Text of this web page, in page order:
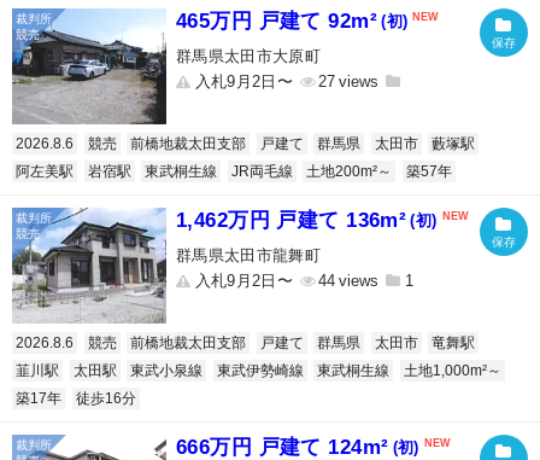
465万円 戸建て 92m² (初)
群馬県太田市大原町
入札9月2日〜
27
2026.8.6 競売 前橋地裁太田支部 戸建て 群馬県 太田市
藪塚駅
阿左美駅
岩宿駅 東武桐生線 JR両毛線 土地200m²～ 築57年
1,462万円 戸建て 136m² (初)
群馬県太田市龍舞町
入札9月2日〜
44 1
2026.8.6 競売 前橋地裁太田支部 戸建て 群馬県 太田市
竜舞駅
韮川駅
太田駅 東武小泉線 東武伊勢崎線 東武桐生線
土地1,000m²～
築17年
徒歩16分
666万円 戸建て 124m² (初)